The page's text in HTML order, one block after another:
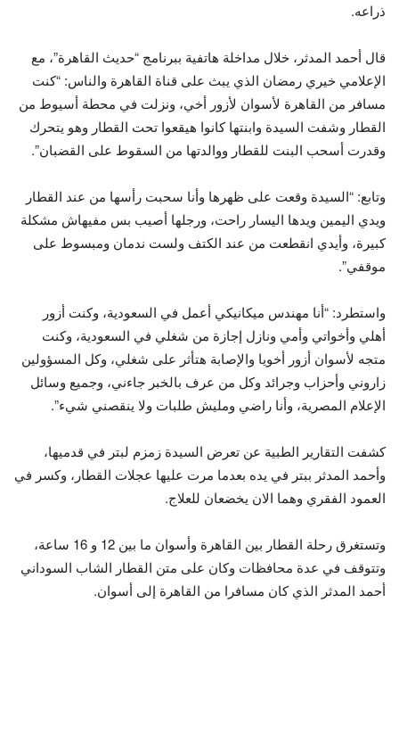
ذراعه.
قال أحمد المدثر، خلال مداخلة هاتفية ببرنامج “حديث القاهرة”، مع
الإعلامي خيري رمضان الذي يبث على قناة القاهرة والناس: “كنت
مسافر من القاهرة لأسوان لأزور أخي، ونزلت في محطة أسيوط من
القطار وشفت السيدة وابنتها كانوا هيقعوا تحت القطار وهو يتحرك
وقدرت أسحب البنت للقطار ووالدتها من السقوط على القضبان”.
وتابع: “السيدة وقعت على ظهرها وأنا سحبت رأسها من عند القطار
ويدي اليمين ويدها اليسار راحت، ورجلها أصيب بس مفيهاش مشكلة
كبيرة، وأيدي انقطعت من عند الكتف ولست ندمان ومبسوط على
موقفي”.
واستطرد: “أنا مهندس ميكانيكي أعمل في السعودية، وكنت أزور
أهلي وأخواتي وأمي ونازل إجازة من شغلي في السعودية، وكنت
متجه لأسوان أزور أخويا والإصابة هتأثر على شغلي، وكل المسؤولين
زاروني وأحزاب وجرائد وكل من عرف بالخبر جاءني، وجميع وسائل
الإعلام المصرية، وأنا راضي ومليش طلبات ولا ينقصني شيء”.
كشفت التقارير الطبية عن تعرض السيدة زمزم لبتر في قدميها،
وأحمد المدثر ببتر في يده بعدما مرت عليها عجلات القطار، وكسر في
العمود الفقري وهما الان يخضعان للعلاج.
وتستغرق رحلة القطار بين القاهرة وأسوان ما بين 12 و 16 ساعة،
وتتوقف في عدة محافظات وكان على متن القطار الشاب السوداني
أحمد المدثر الذي كان مسافرا من القاهرة إلى أسوان.